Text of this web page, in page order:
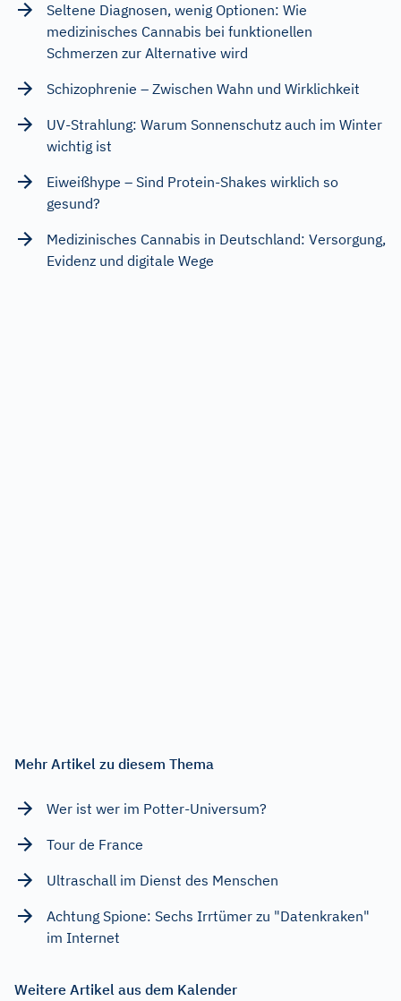
Seltene Diagnosen, wenig Optionen: Wie
medizinisches Cannabis bei funktionellen
Schmerzen zur Alternative wird
Schizophrenie – Zwischen Wahn und Wirklichkeit
UV-Strahlung: Warum Sonnenschutz auch im Winter
wichtig ist
Eiweißhype – Sind Protein-Shakes wirklich so
gesund?
Medizinisches Cannabis in Deutschland: Versorgung,
Evidenz und digitale Wege
Mehr Artikel zu diesem Thema
Wer ist wer im Potter-Universum?
Tour de France
Ultraschall im Dienst des Menschen
Achtung Spione: Sechs Irrtümer zu "Datenkraken"
im Internet
Weitere Artikel aus dem Kalender